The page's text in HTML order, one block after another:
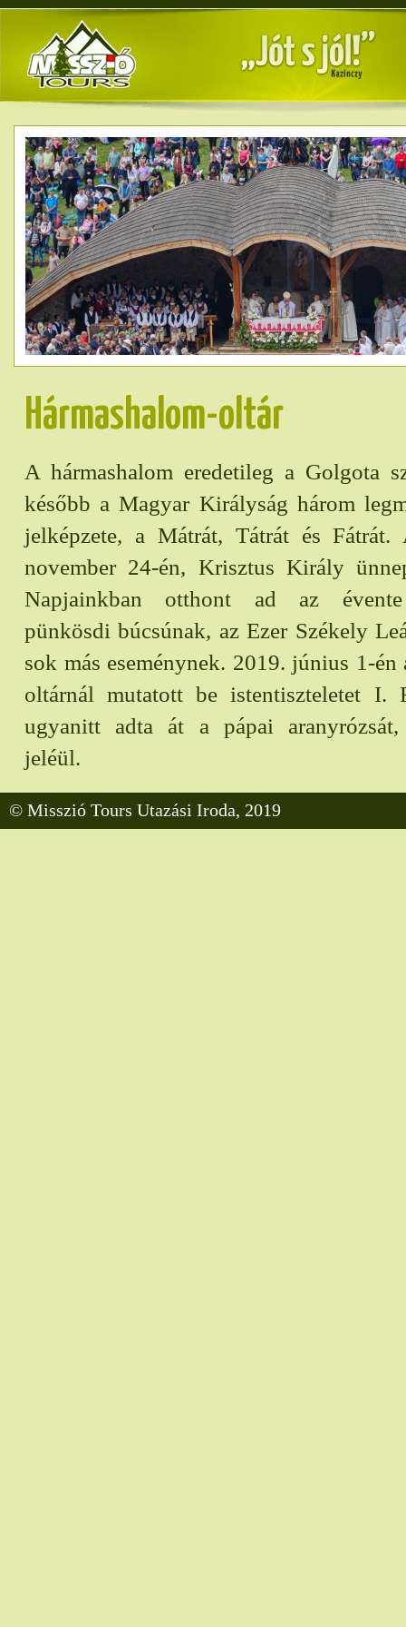
Hármashalom-oltár
A hármashalom eredetileg a Golgota
később a Magyar Királyság három
jelképzete, a Mátrát, Tátrát és
november 24-én, Krisztus Király
Napjainkban otthont ad az évente
pünkösdi búcsúnak, az Ezer Székely
sok más eseménynek. 2019. június 1-én
oltárnál mutatott be istentiszteletet I.
ugyanitt adta át a pápai aranyrózsát,
jeléül.
© Misszió Tours Utazási Iroda, 2019